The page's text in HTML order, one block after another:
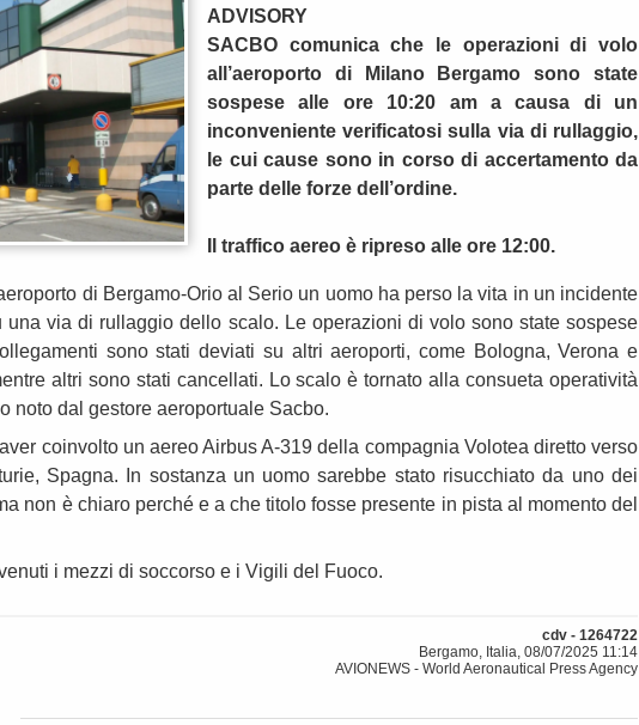
ADVISORY
SACBO comunica che le operazioni di volo
all’aeroporto di Milano Bergamo sono state
sospese alle ore 10:20 am a causa di un
inconveniente verificatosi sulla via di rullaggio,
le cui cause sono in corso di accertamento da
parte delle forze dell’ordine.
Il traffico aereo è ripreso alle ore 12:00.
di Bergamo-Orio al Serio un uomo ha perso la vita in un incidente
una via di rullaggio dello scalo. Le operazioni di volo sono state sospese
sono stati deviati su altri aeroporti, come Bologna, Verona e
altri sono stati cancellati. Lo scalo è tornato alla consueta operatività
noto dal gestore aeroportuale Sacbo.
coinvolto un aereo Airbus A-319 della compagnia Volotea diretto verso
Spagna. In sostanza un uomo sarebbe stato risucchiato da uno dei
non è chiaro perché e a che titolo fosse presente in pista al momento del
i mezzi di soccorso e i Vigili del Fuoco.
cdv - 1264722
Bergamo, Italia, 08/07/2025 11:14
AVIONEWS - World Aeronautical Press Agency